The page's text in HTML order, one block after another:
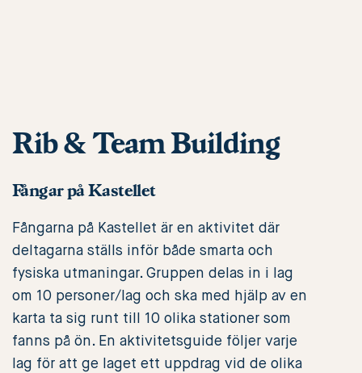
Rib & Team Building
Fångar på Kastellet
Fångarna på Kastellet är en aktivitet där
deltagarna ställs inför både smarta och
fysiska utmaningar. Gruppen delas in i lag
om 10 personer/lag och ska med hjälp av en
karta ta sig runt till 10 olika stationer som
fanns på ön. En aktivitetsguide följer varje
lag för att ge laget ett uppdrag vid de olika